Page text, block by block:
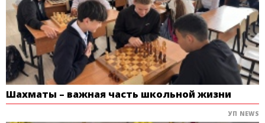
Шахматы – важная часть школьной жизни
УП NEWS